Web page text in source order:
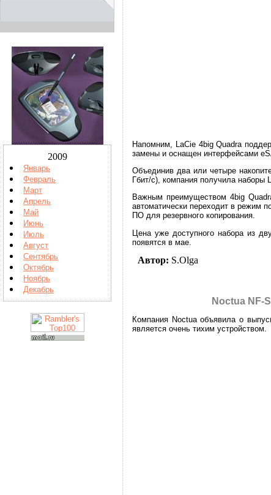
2009
Январь
Февраль
Март
Апрель
Май
Июнь
Июль
Август
Сентябрь
Октябрь
Ноябрь
Декабрь
Напомним, LaCie 4big Quadra
замены и оснащен интерфейсами
Объединив два или четыре
Гбит/с), компания получила наборы
Важным преимуществом 4big
автоматически переходит в режим
ПО для резервного копирования.
Цена уже доступного набора из
появятся в мае.
Автор: S.Olga
Noctua NF-
Компания Noctua объявила о
является очень тихим устройством.